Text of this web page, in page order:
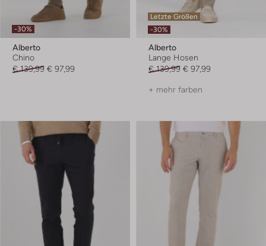
-30%
Alberto
Chino
€ 139,99 € 97,99
Letzte Größen
-30%
Alberto
Lange Hosen
€ 139,99 € 97,99
+ mehr farben